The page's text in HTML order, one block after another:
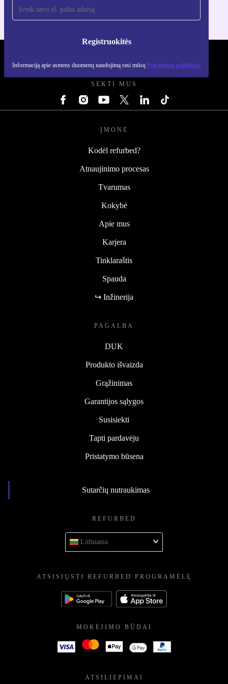
Registruokitės
Informaciją apie asmens duomenų naudojimą rasi mūsų Privatumo politikoje
SEKTI MUS
ĮMONĖ
Kodėl refurbed?
Atnaujinimo procesas
Tvarumas
Kokybė
Apie mus
Karjera
Tinklaraštis
Spauda
↪ Inžinerija
PAGALBA
DUK
Produkto išvaizda
Grąžinimas
Garantijos sąlygos
Susisiekti
Tapti pardavėju
Pristatymo būsena
Sutarčių nutraukimas
REFURBED
Lithuania
ATSISIŲSTI REFURBED PROGRAMĖLĘ
MOKĖJIMO BŪDAI
ATSILIEPIMAI